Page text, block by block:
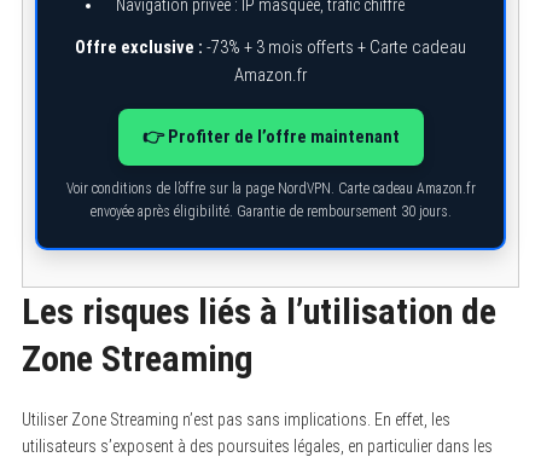
Navigation privée : IP masquée, trafic chiffré
Offre exclusive : -73% + 3 mois offerts + Carte cadeau
Amazon.fr
👉 Profiter de l’offre maintenant
Voir conditions de l’offre sur la page NordVPN. Carte cadeau Amazon.fr
envoyée après éligibilité. Garantie de remboursement 30 jours.
Les risques liés à l’utilisation de
Zone Streaming
Utiliser Zone Streaming n’est pas sans implications. En effet, les
utilisateurs s’exposent à des poursuites légales, en particulier dans les